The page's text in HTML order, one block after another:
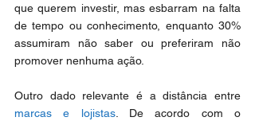
que querem investir, mas esbarram na falta
de tempo ou conhecimento, enquanto 30%
assumiram não saber ou preferiram não
promover nenhuma ação.
marcas e lojistas. De acordo com o